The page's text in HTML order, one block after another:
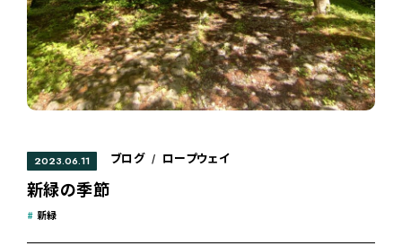
2023.06.11 ブログ / ロープウェイ
新緑の季節
# 新緑